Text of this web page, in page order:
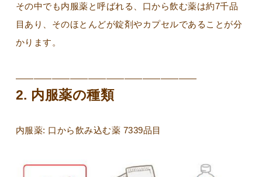
その中でも内服薬と呼ばれる、口から飲む薬は約7千品
目あり、そのほとんどが錠剤やカプセルであることが分
かります。
————————————————————
2. 内服薬の種類
内服薬: 口から飲み込む薬 7339品目